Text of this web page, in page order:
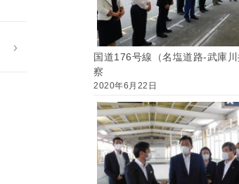
国道176号線（名塩道路-武庫
察
2020年6月22日